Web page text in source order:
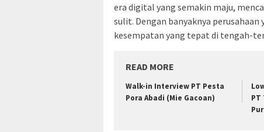
era digital yang semakin maju,
sulit. Dengan banyaknya
kesempatan yang tepat di tengah-
READ MORE
Walk-in Interview PT Pesta
Pora Abadi (Mie Gacoan)
PT